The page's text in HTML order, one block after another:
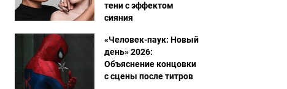
тени с эффектом
сияния
«Человек-паук: Новый
день» 2026:
Объяснение концовки
с сцены после титров